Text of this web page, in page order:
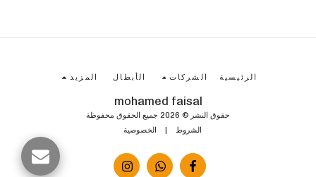
mohamed faisal
حقوق النشر © 2026 جميع الحقوق محفوظة
الشروط | الخصوصية
الرئيسية الشركات الأبطال المزيد